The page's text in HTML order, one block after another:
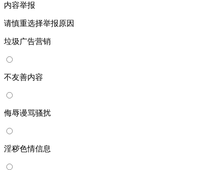
内容举报
请慎重选择举报原因
垃圾广告营销
不友善内容
侮辱谩骂骚扰
淫秽色情信息